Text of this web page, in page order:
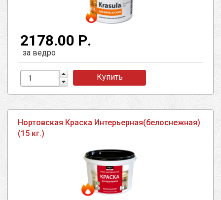
2178.00 Р.
за ведро
Купить
Нортовская Краска Интерьерная(белоснежная)
(15 кг.)